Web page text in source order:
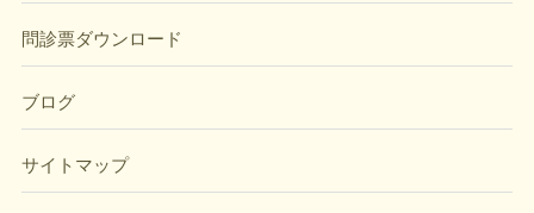
問診票ダウンロード
ブログ
サイトマップ